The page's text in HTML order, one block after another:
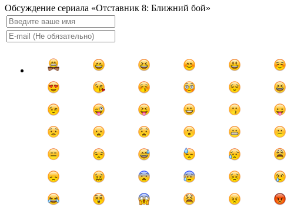
Обсуждение сериала «Отставник 8: Ближний бой»